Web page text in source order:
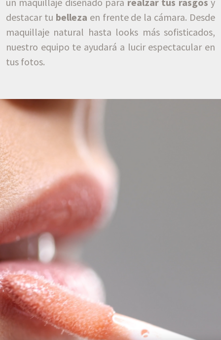
destacar tu belleza en frente de la cámara. Desde
maquillaje natural hasta looks más sofisticados,
nuestro equipo te ayudará a lucir espectacular en
tus fotos.